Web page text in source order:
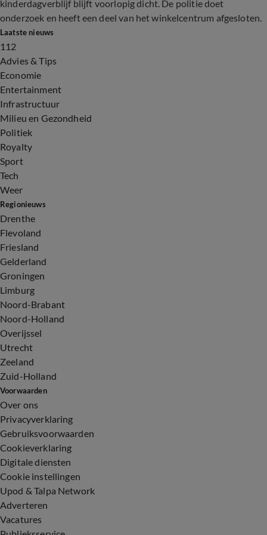
kinderdagverblijf blijft voorlopig dicht. De politie doet
onderzoek en heeft een deel van het winkelcentrum afgesloten.
Laatste nieuws
112
Advies & Tips
Economie
Entertainment
Infrastructuur
Milieu en Gezondheid
Politiek
Royalty
Sport
Tech
Weer
Regionieuws
Drenthe
Flevoland
Friesland
Gelderland
Groningen
Limburg
Noord-Brabant
Noord-Holland
Overijssel
Utrecht
Zeeland
Zuid-Holland
Voorwaarden
Over ons
Privacyverklaring
Gebruiksvoorwaarden
Cookieverklaring
Digitale diensten
Cookie instellingen
Upod & Talpa Network
Adverteren
Vacatures